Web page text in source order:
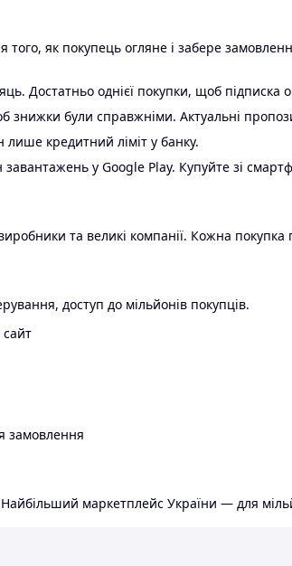
як покупець огляне і забере
Достатньо однієї покупки, щоб підписка
були справжніми. Актуальні
лише кредитний ліміт у банку.
у Google Play. Купуйте зі
та великі компанії. Кожна покупка
доступ до мільйонів покупців.
замовлення
маркетплейс України — для